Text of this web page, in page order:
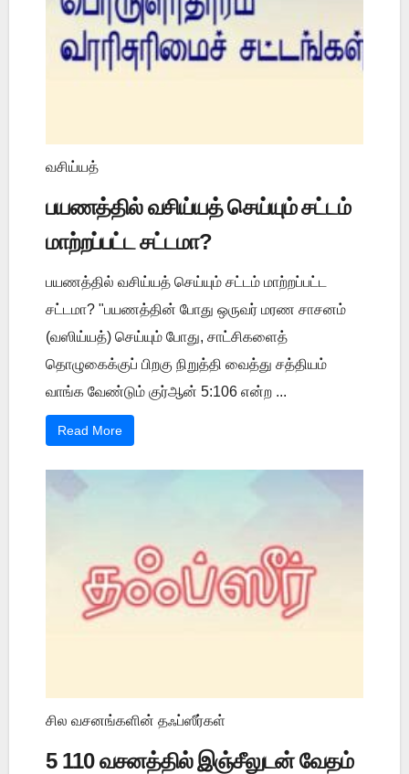
வசிய்யத்
பயணத்தில் வசிய்யத் செய்யும் சட்டம்
மாற்றப்பட்ட சட்டமா?
பயணத்தில் வசிய்யத் செய்யும் சட்டம் மாற்றப்பட்ட
சட்டமா? "பயணத்தின் போது ஒருவர் மரண சாசனம்
(வஸிய்யத்) செய்யும் போது, சாட்சிகளைத்
தொழுகைக்குப் பிறகு நிறுத்தி வைத்து சத்தியம்
வாங்க வேண்டும் குர்ஆன் 5:106 என்ற ...
Read More
சில வசனங்களின் தஃப்ஸீர்கள்
5 110 வசனத்தில் இஞ்சீலுடன் வேதம்